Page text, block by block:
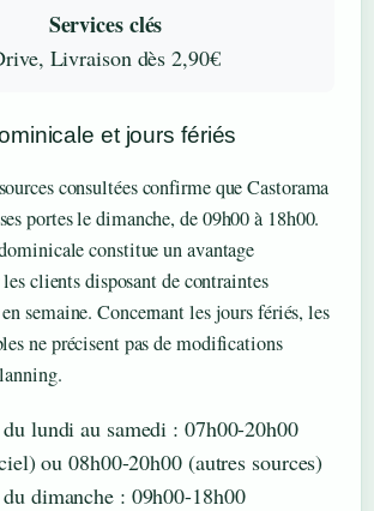
Services clés
Livraison dès 2,90€
et jours fériés
consultées confirme que Castorama
portes le dimanche, de 09h00 à 18h00.
constitue un avantage
clients disposant de contraintes
semaine. Concernant les jours fériés, les
ne précisent pas de modifications
lundi au samedi : 07h00-20h00
ou 08h00-20h00 (autres sources)
dimanche : 09h00-18h00